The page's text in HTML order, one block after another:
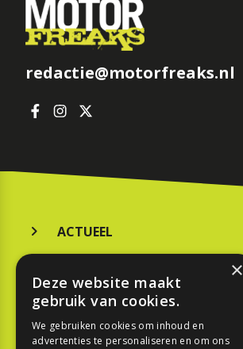
redactie@motorfreaks.nl
ACTUEEL
KOOPGIDS
TESTEN
×
Deze website maakt
gebruik van cookies.
We gebruiken cookies om inhoud en
advertenties te personaliseren en om ons